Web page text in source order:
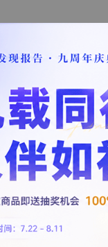
展报告——突破方
展对增值税的影响
字经济报告 支付AI
培训机构对行业数
皮书：开启工业数
增值税的影响测算
势